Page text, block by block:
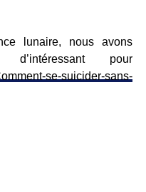
lunaire, nous avons
pour
se-suicider-sans-